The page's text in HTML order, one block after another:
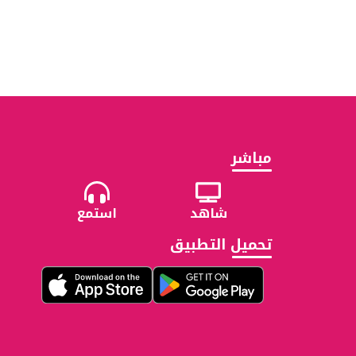
مباشر
شاهد استمع
تحميل التطبيق